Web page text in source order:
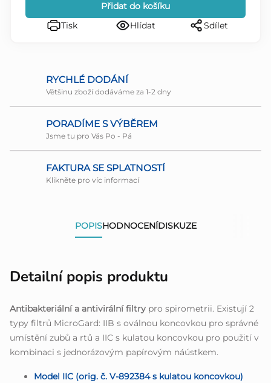
Přidat do košíku
Tisk
Hlídat Sdílet
RYCHLÉ DODÁNÍ
Většinu zboží dodáváme za 1-2 dny
PORADÍME S VÝBĚREM
Jsme tu pro Vás Po - Pá
FAKTURA SE SPLATNOSTÍ
Klikněte pro víc informací
POPISHODNOCENÍDISKUZE
Detailní popis produktu
Antibakteriální a antivirální filtry pro spirometrii. Existují 2
typy filtrů MicroGard: IIB s oválnou koncovkou pro správné
umístění zubů a rtů a IIC s kulatou koncovkou pro použití v
kombinaci s jednorázovým papírovým náústkem.
Model IIC (orig. č. V-892384 s kulatou koncovkou)